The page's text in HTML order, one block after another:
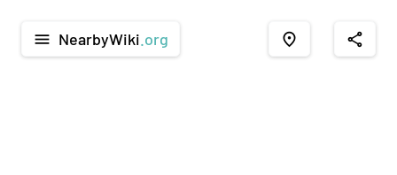
menu NearbyWiki .org place share